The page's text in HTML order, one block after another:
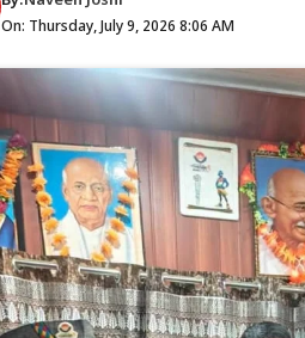
On: Thursday, July 9, 2026 8:06 AM